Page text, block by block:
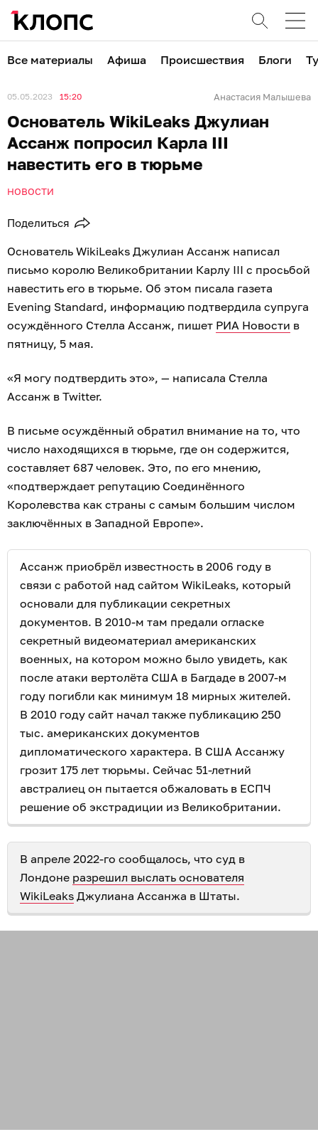
Все материалы Афиша Происшествия Блоги
05.05.2023 15:20 Анастасия Малышева
Основатель WikiLeaks Джулиан
Ассанж попросил Карла III
навестить его в тюрьме
НОВОСТИ
Поделиться
Основатель WikiLeaks Джулиан Ассанж написал
письмо королю Великобритании Карлу III с просьбой
навестить его в тюрьме. Об этом писала газета
Evening Standard, информацию подтвердила супруга
осуждённого Стелла Ассанж, пишет РИА Новости в
пятницу, 5 мая.
«Я могу подтвердить это», — написала Стелла
Ассанж в Twitter.
В письме осуждённый обратил внимание на то, что
число находящихся в тюрьме, где он содержится,
составляет 687 человек. Это, по его мнению,
«подтверждает репутацию Соединённого
Королевства как страны с самым большим числом
заключённых в Западной Европе».
Ассанж приобрёл известность в 2006 году в
связи с работой над сайтом WikiLeaks, который
основали для публикации секретных
документов. В 2010-м там предали огласке
секретный видеоматериал американских
военных, на котором можно было увидеть, как
после атаки вертолёта США в Багдаде в 2007-м
году погибли как минимум 18 мирных жителей.
В 2010 году сайт начал также публикацию 250
тыс. американских документов
дипломатического характера. В США Ассанжу
грозит 175 лет тюрьмы. Сейчас 51-летний
австралиец он пытается обжаловать в ЕСПЧ
решение об экстрадиции из Великобритании.
В апреле 2022-го сообщалось, что суд в
Лондоне разрешил выслать основателя
WikiLeaks Джулиана Ассанжа в Штаты.